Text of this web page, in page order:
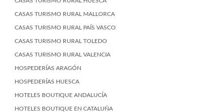
CASAS TURISMO RURAL MALLORCA
CASAS TURISMO RURAL PAÍS VASCO
CASAS TURISMO RURAL TOLEDO
CASAS TURISMO RURAL VALENCIA
HOSPEDERÍAS ARAGÓN
HOSPEDERÍAS HUESCA
HOTELES BOUTIQUE ANDALUCÍA
HOTELES BOUTIQUE EN CATALUÑA